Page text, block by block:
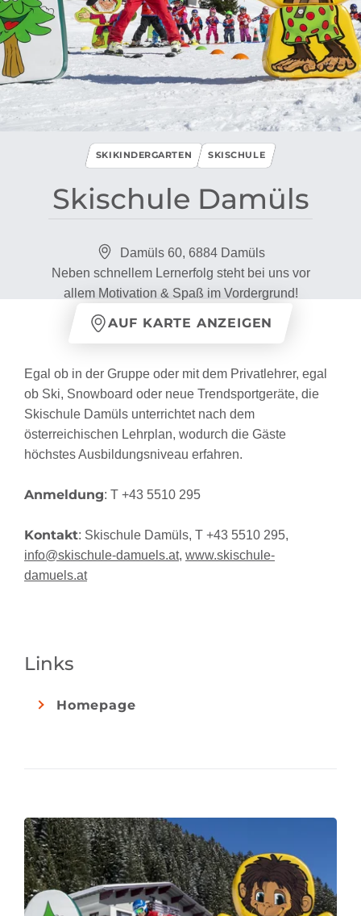
Skischule Damüls
SKIKINDERGARTEN SKISCHULE
Damüls 60, 6884 Damüls
Neben schnellem Lernerfolg steht bei uns vor
allem Motivation & Spaß im Vordergrund!
AUF KARTE ANZEIGEN
Egal ob in der Gruppe oder mit dem Privatlehrer, egal
ob Ski, Snowboard oder neue Trendsportgeräte, die
Skischule Damüls unterrichtet nach dem
österreichischen Lehrplan, wodurch die Gäste
höchstes Ausbildungsniveau erfahren.
Anmeldung: T +43 5510 295
Kontakt: Skischule Damüls, T +43 5510 295,
info@skischule-damuels.at, www.skischule-
damuels.at
Links
Homepage